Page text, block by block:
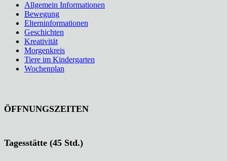
Allgemein Informationen
Bewegung
Elterninformationen
Geschichten
Kreativität
Morgenkreis
Tiere im Kindergarten
Wochenplan
ÖFFNUNGSZEITEN
Tagesstätte (45 Std.)